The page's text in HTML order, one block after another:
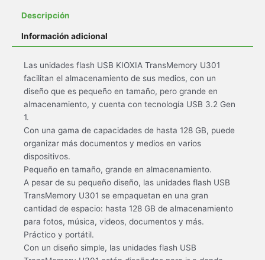
Descripción
Información adicional
Las unidades flash USB KIOXIA TransMemory U301
facilitan el almacenamiento de sus medios, con un
diseño que es pequeño en tamaño, pero grande en
almacenamiento, y cuenta con tecnología USB 3.2 Gen
1.
Con una gama de capacidades de hasta 128 GB, puede
organizar más documentos y medios en varios
dispositivos.
Pequeño en tamaño, grande en almacenamiento.
A pesar de su pequeño diseño, las unidades flash USB
TransMemory U301 se empaquetan en una gran
cantidad de espacio: hasta 128 GB de almacenamiento
para fotos, música, videos, documentos y más.
Práctico y portátil.
Con un diseño simple, las unidades flash USB